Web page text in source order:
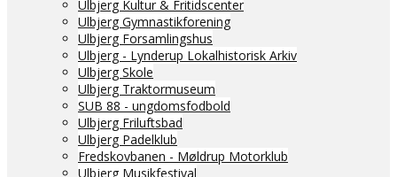
Ulbjerg Kultur & Fritidscenter
Ulbjerg Gymnastikforening
Ulbjerg Forsamlingshus
Ulbjerg - Lynderup Lokalhistorisk Arkiv
Ulbjerg Skole
Ulbjerg Traktormuseum
SUB 88 - ungdomsfodbold
Ulbjerg Friluftsbad
Ulbjerg Padelklub
Fredskovbanen - Møldrup Motorklub
Ulbjerg Musikfestival